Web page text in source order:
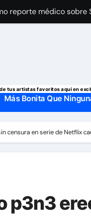
Laury Saavedra por
la muerte de
tus artistas favoritos aquí en
Más Bonita Que
censura en serie de Netflix
p3n3